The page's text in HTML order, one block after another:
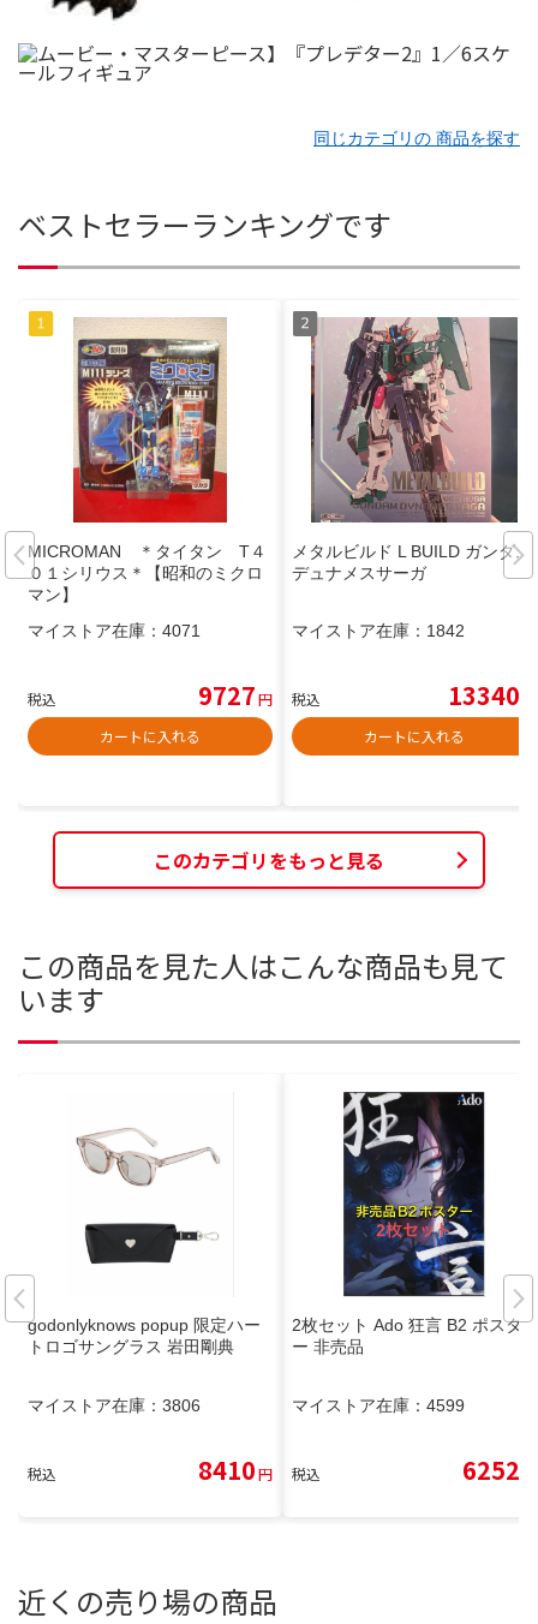
同じカテゴリの 商品を探す
ベストセラーランキングです
MICROMAN ＊タイタン T４
０１シリウス＊【昭和のミクロ
マン】
マイストア在庫： 4071
税込 9727円
カートに入れる
メタルビルド L BUILD ガンダム
デュナメスサーガ
マイストア在庫： 1842
税込 13340
カートに入れる
このカテゴリをもっと見る
この商品を見た人はこんな商品も見て
います
godonlyknows popup 限定ハー
トロゴサングラス 岩田剛典
マイストア在庫： 3806
税込 8410円
2枚セット Ado 狂言 B2 ポスタ
ー 非売品
マイストア在庫： 4599
税込 6252
近くの売り場の商品